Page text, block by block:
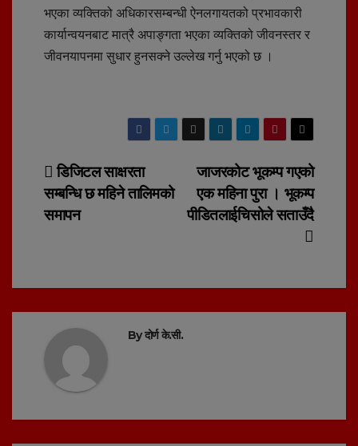
भएका व्यक्तिको अधिकारसम्बन्धी ऐनलगायतको प्रभावकारी
कार्यान्वयनबाट मात्रै अपाङ्गता भएका व्यक्तिको जीवनस्तर र
जीवनयापनमा सुधार हुनसक्ने उल्लेख गर्नु भएको छ ।
Post
navigation
जाजरकोट भूकम्प गएको
एक महिना पुरा । भूकम्प
पीडितलाईचिसोले सताउँदै
डिजिटल साक्षरता
सम्बन्धि छ महिने तालिमको
समापन
Byदोर्ण के.सी.